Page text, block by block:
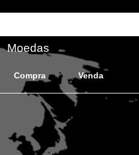
Moedas
Compra Venda